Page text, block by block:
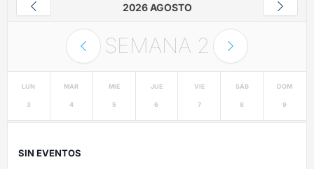
2026 AGOSTO
SEMANA 2
LUN
3
MAR
4
MIÉ
5
JUE
6
VIE
7
SÁB
8
DOM
9
SIN EVENTOS